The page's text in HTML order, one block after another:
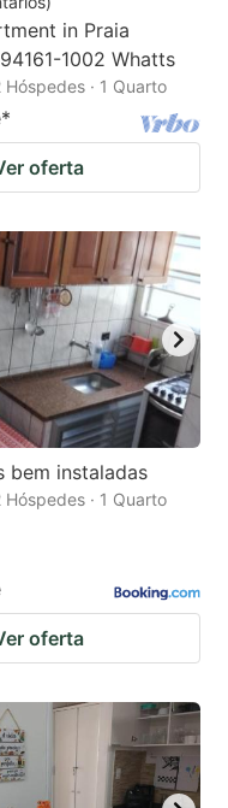
in Praia
1002 Whatts
· 1 Quarto
*
oferta
bem instaladas
· 1 Quarto
oferta